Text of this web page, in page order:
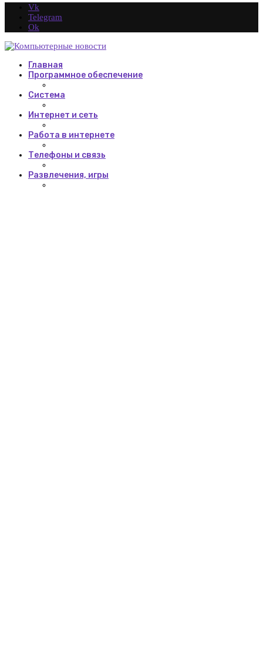
Vk
Telegram
Ok
Главная
Программное обеспечение
Система
Интернет и сеть
Работа в интернете
Телефоны и связь
Развлечения, игры